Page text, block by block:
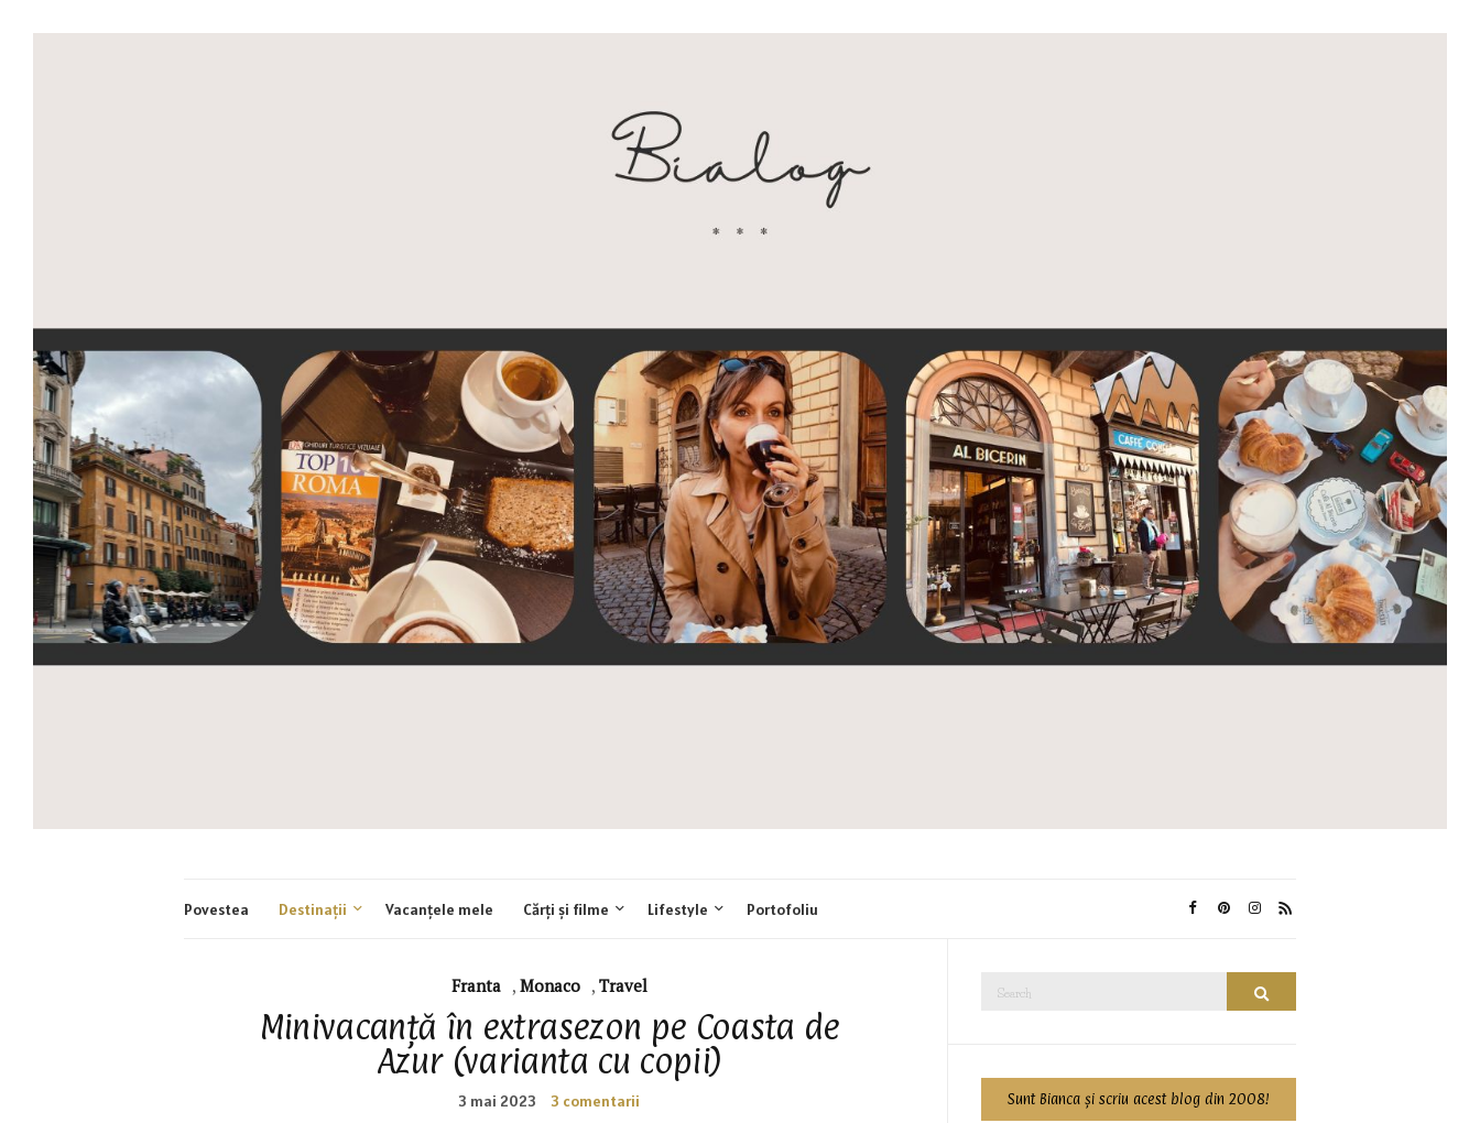
Povestea Destinații Vacanțele mele Cărți și filme Lifestyle Portofoliu
Franta , Monaco , Travel
Minivacanță în extrasezon pe Coasta de
Azur (varianta cu copii)
3 mai 2023 3 comentarii
Search
Search
Sunt Bianca și scriu acest blog din 2008!